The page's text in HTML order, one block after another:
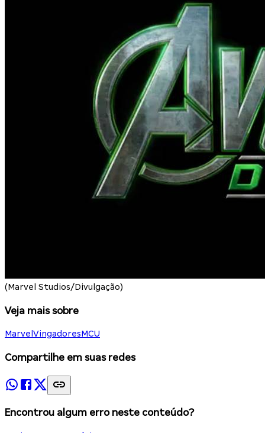
(Marvel Studios/Divulgação)
Veja mais sobre
Marvel VingadoresMCU
Compartilhe em suas redes
Encontrou algum erro neste conteúdo?